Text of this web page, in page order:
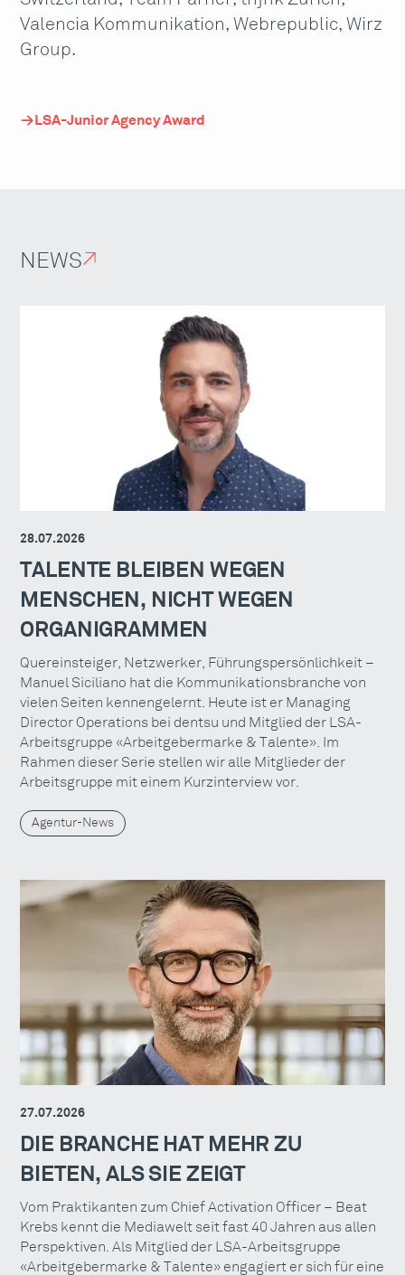
Valencia Kommunikation, Webrepublic, Wirz
Group.
LSA-Junior Agency Award
NEWS↗
28.07.2026
TALENTE BLEIBEN WEGEN
MENSCHEN, NICHT WEGEN
ORGANIGRAMMEN
Quereinsteiger, Netzwerker, Führungspersönlichkeit –
Manuel Siciliano hat die Kommunikationsbranche von
vielen Seiten kennengelernt. Heute ist er Managing
Director Operations bei dentsu und Mitglied der LSA-
Arbeitsgruppe «Arbeitgebermarke & Talente». Im
Rahmen dieser Serie stellen wir alle Mitglieder der
Arbeitsgruppe mit einem Kurzinterview vor.
Agentur-News
27.07.2026
DIE BRANCHE HAT MEHR ZU
BIETEN, ALS SIE ZEIGT
Vom Praktikanten zum Chief Activation Officer – Beat
Krebs kennt die Mediawelt seit fast 40 Jahren aus allen
Perspektiven. Als Mitglied der LSA-Arbeitsgruppe
«Arbeitgebermarke & Talente» engagiert er sich für eine